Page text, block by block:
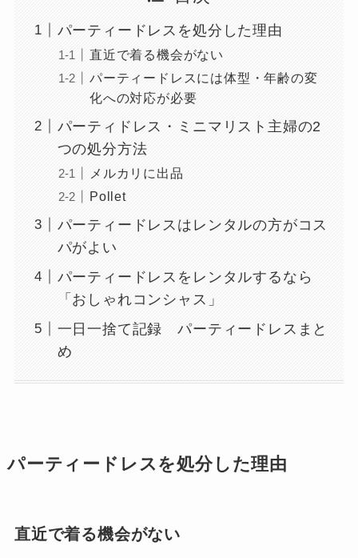
パーティードレスを処分した理由
直近で着る機会がない
パーティードレスには体型・年齢の変
化への対応が必要
パーティドレス・ミニマリスト主婦の2
つの処分方法
メルカリに出品
Pollet
パーティードレスはレンタルの方がコス
パがよい
パーティードレスをレンタルするなら
「おしゃれコンシャス」
一日一捨て記録 パーティードレスまと
め
パーティードレスを処分した理由
直近で着る機会がない